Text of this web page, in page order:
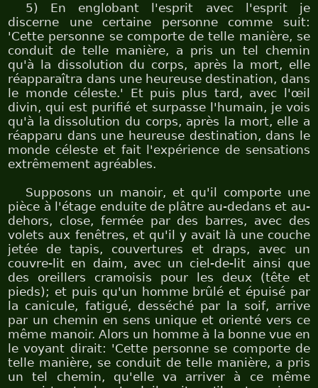
5) En englobant l'esprit avec l'esprit je
discerne une certaine personne comme suit:
'Cette personne se comporte de telle manière, se
conduit de telle manière, a pris un tel chemin
qu'à la dissolution du corps, après la mort, elle
réapparaîtra dans une heureuse destination, dans
le monde céleste.' Et puis plus tard, avec l'œil
divin, qui est purifié et surpasse l'humain, je vois
qu'à la dissolution du corps, après la mort, elle a
réapparu dans une heureuse destination, dans le
monde céleste et fait l'expérience de sensations
extrêmement agréables.
Supposons un manoir, et qu'il comporte une
pièce à l'étage enduite de plâtre au-dedans et au-
dehors, close, fermée par des barres, avec des
volets aux fenêtres, et qu'il y avait là une couche
jetée de tapis, couvertures et draps, avec un
couvre-lit en daim, avec un ciel-de-lit ainsi que
des oreillers cramoisis pour les deux (tête et
pieds); et puis qu'un homme brûlé et épuisé par
la canicule, fatigué, desséché par la soif, arrive
par un chemin en sens unique et orienté vers ce
même manoir. Alors un homme à la bonne vue en
le voyant dirait: 'Cette personne se comporte de
telle manière, se conduit de telle manière, a pris
un tel chemin, qu'elle va arriver à ce même